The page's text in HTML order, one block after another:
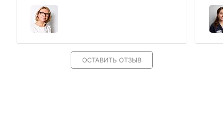
ОСТАВИТЬ ОТЗЫВ